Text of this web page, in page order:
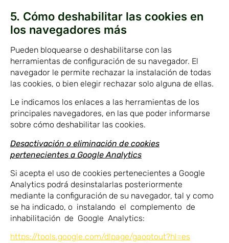
5. Cómo deshabilitar las cookies en
los navegadores más
Pueden bloquearse o deshabilitarse con las
herramientas de configuración de su navegador. El
navegador le permite rechazar la instalación de todas
las cookies, o bien elegir rechazar solo alguna de ellas.
Le indicamos los enlaces a las herramientas de los
principales navegadores, en las que poder informarse
sobre cómo deshabilitar las cookies.
Desactivación o eliminación de cookies
pertenecientes a Google Analytics
Si acepta el uso de cookies pertenecientes a Google
Analytics podrá desinstalarlas posteriormente
mediante la configuración de su navegador, tal y como
se ha indicado, o instalando el complemento de
inhabilitación de Google Analytics:
https://tools.google.com/dlpage/gaoptout?hl=es